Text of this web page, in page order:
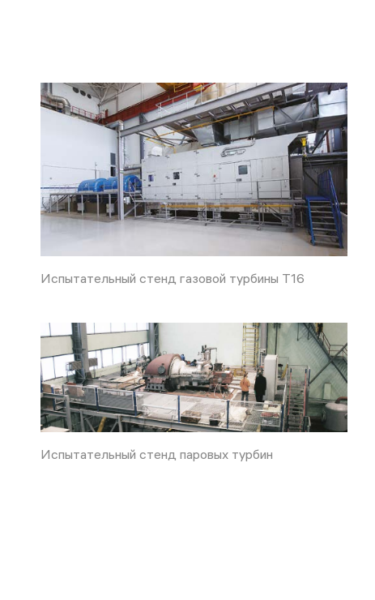
Испытательный стенд газовой турбины Т16
Испытательный стенд паровых турбин